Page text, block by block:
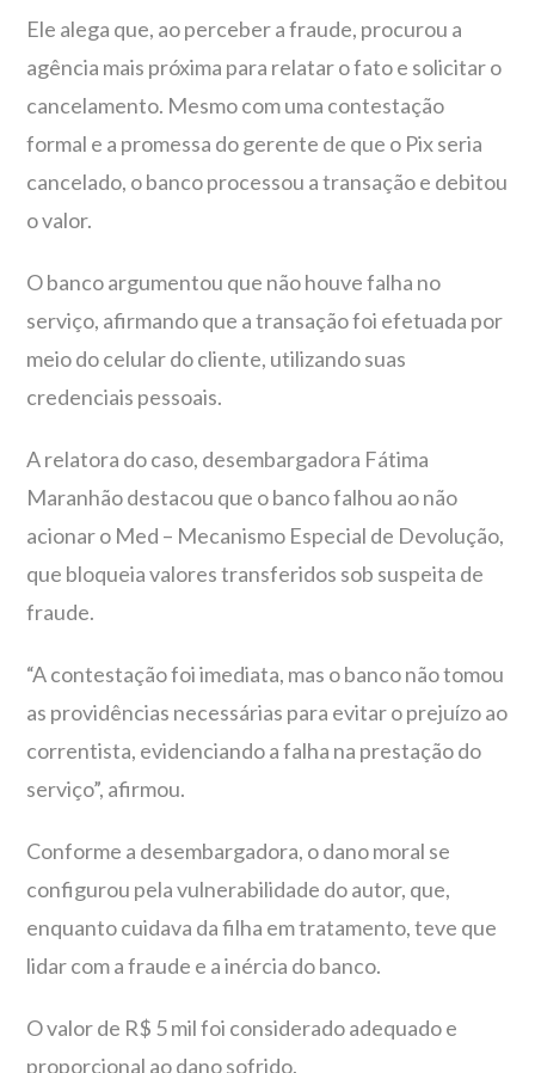
Ele alega que, ao perceber a fraude, procurou a
agência mais próxima para relatar o fato e solicitar o
cancelamento. Mesmo com uma contestação
formal e a promessa do gerente de que o Pix seria
cancelado, o banco processou a transação e debitou
o valor.
O banco argumentou que não houve falha no
serviço, afirmando que a transação foi efetuada por
meio do celular do cliente, utilizando suas
credenciais pessoais.
A relatora do caso, desembargadora Fátima
Maranhão destacou que o banco falhou ao não
acionar o Med – Mecanismo Especial de Devolução,
que bloqueia valores transferidos sob suspeita de
fraude.
“A contestação foi imediata, mas o banco não tomou
as providências necessárias para evitar o prejuízo ao
correntista, evidenciando a falha na prestação do
serviço”, afirmou.
Conforme a desembargadora, o dano moral se
configurou pela vulnerabilidade do autor, que,
enquanto cuidava da filha em tratamento, teve que
lidar com a fraude e a inércia do banco.
O valor de R$ 5 mil foi considerado adequado e
proporcional ao dano sofrido.